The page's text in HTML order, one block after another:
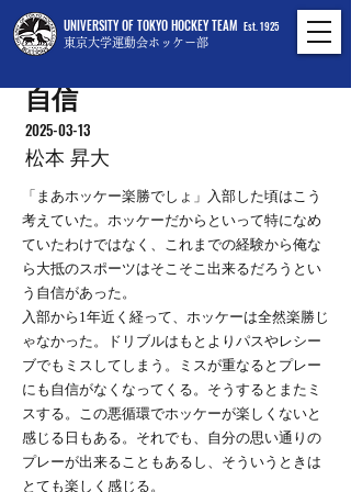
UNIVERSITY OF TOKYO HOCKEY TEAM
東京大学運動会ホッケー部
Est. 1925
自信
2025-03-13
松本 昇大
「まあホッケー楽勝でしょ」入部した頃はこう
考えていた。ホッケーだからといって特になめ
ていたわけではなく、これまでの経験から俺な
ら大抵のスポーツはそこそこ出来るだろうとい
う自信があった。
入部から1年近く経って、ホッケーは全然楽勝じ
ゃなかった。ドリブルはもとよりパスやレシー
ブでもミスしてしまう。ミスが重なるとプレー
にも自信がなくなってくる。そうするとまたミ
スする。この悪循環でホッケーが楽しくないと
感じる日もある。それでも、自分の思い通りの
プレーが出来ることもあるし、そういうときは
とても楽しく感じる。